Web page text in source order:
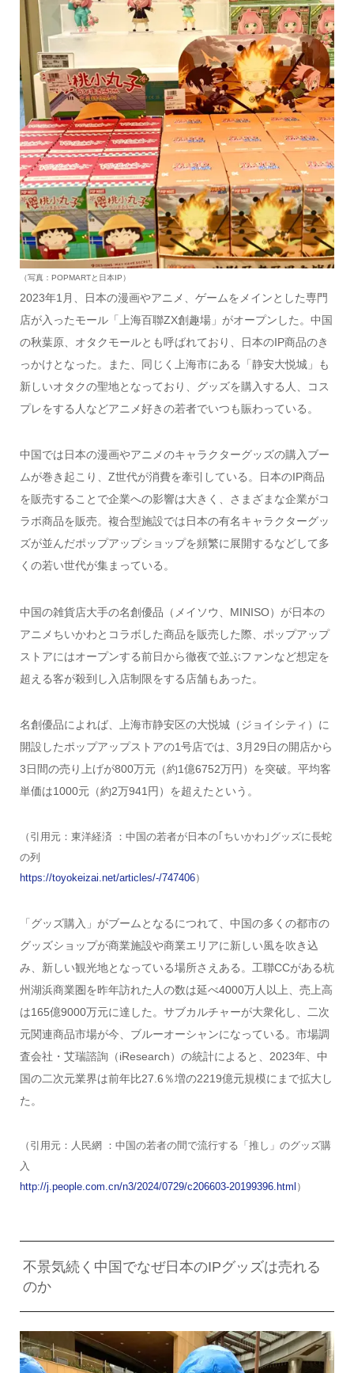
（写真：POPMARTと日本IP）
2023年1月、日本の漫画やアニメ、ゲームをメインとした専門
店が入ったモール「上海百聯ZX創趣場」がオープンした。中国
の秋葉原、オタクモールとも呼ばれており、日本のIP商品のき
っかけとなった。また、同じく上海市にある「静安大悦城」も
新しいオタクの聖地となっており、グッズを購入する人、コス
プレをする人などアニメ好きの若者でいつも賑わっている。
中国では日本の漫画やアニメのキャラクターグッズの購入ブー
ムが巻き起こり、Z世代が消費を牽引している。日本のIP商品
を販売することで企業への影響は大きく、さまざまな企業がコ
ラボ商品を販売。複合型施設では日本の有名キャラクターグッ
ズが並んだポップアップショップを頻繁に展開するなどして多
くの若い世代が集まっている。
中国の雑貨店大手の名創優品（メイソウ、MINISO）が日本の
アニメちいかわとコラボした商品を販売した際、ポップアップ
ストアにはオープンする前日から徹夜で並ぶファンなど想定を
超える客が殺到し入店制限をする店舗もあった。
名創優品によれば、上海市静安区の大悦城（ジョイシティ）に
開設したポップアップストアの1号店では、3月29日の開店から
3日間の売り上げが800万元（約1億6752万円）を突破。平均客
単価は1000元（約2万941円）を超えたという。
（引用元：東洋経済 ：中国の若者が日本の｢ちいかわ｣グッズに長蛇
の列
https://toyokeizai.net/articles/-/747406）
「グッズ購入」がブームとなるにつれて、中国の多くの都市の
グッズショップが商業施設や商業エリアに新しい風を吹き込
み、新しい観光地となっている場所さえある。工聯CCがある杭
州湖浜商業圏を昨年訪れた人の数は延べ4000万人以上、売上高
は165億9000万元に達した。サブカルチャーが大衆化し、二次
元関連商品市場が今、ブルーオーシャンになっている。市場調
査会社・艾瑞諮詢（iResearch）の統計によると、2023年、中
国の二次元業界は前年比27.6％増の2219億元規模にまで拡大し
た。
（引用元：人民網 ：中国の若者の間で流行する「推し」のグッズ購
入
http://j.people.com.cn/n3/2024/0729/c206603-20199396.html ）
不景気続く中国でなぜ日本のIPグッズは売れる
のか